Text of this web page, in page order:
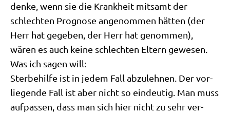
den­ke, wenn sie die Krank­heit mit­samt der
schlech­ten Pro­gno­se ange­nom­men hät­ten (der
Herr hat gege­ben, der Herr hat genom­men),
wären es auch kei­ne schlech­ten Eltern gewesen.
Was ich sagen will:
Ster­be­hil­fe ist in jedem Fall abzu­leh­nen. Der vor­
lie­gen­de Fall ist aber nicht so ein­deu­tig. Man muss
auf­pas­sen, dass man sich hier nicht zu sehr ver­